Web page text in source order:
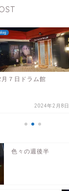
blog
月７日ドラム館
2024年2月8日
色々の週後半